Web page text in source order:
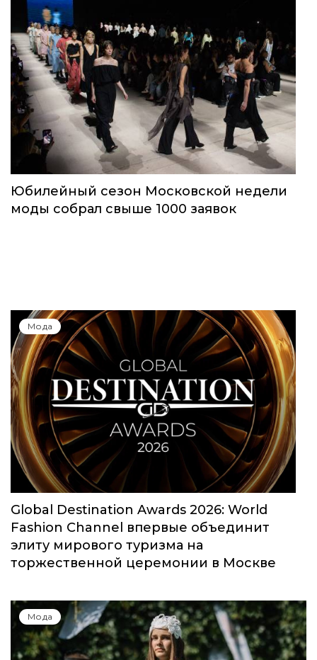
Юбилейный сезон Московской недели
моды собрал свыше 1000 заявок
Мода
Global Destination Awards 2026: World
Fashion Channel впервые объединит
элиту мирового туризма на
торжественной церемонии в Москве
Мода